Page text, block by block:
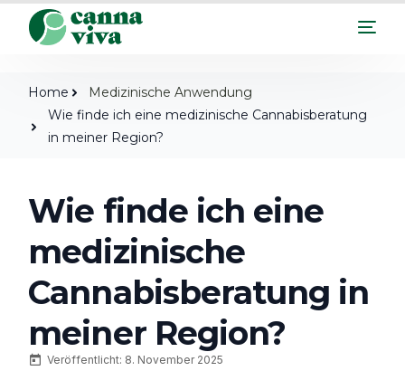
Home
Medizinische Anwendung
Wie finde ich eine medizinische Cannabisberatung
in meiner Region?
Wie finde ich eine
medizinische
Cannabisberatung in
meiner Region?
Veröffentlicht: 8. November 2025